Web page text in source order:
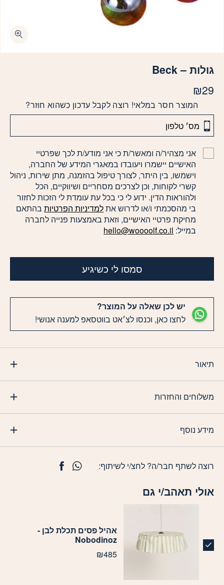
גולות – Beck
₪29
המוצר חסר במלאי! רוצה לקבל עדכון כשהוא חוזר?
אני מצהיר/ה ומאשר/ת כי אני מודע/ת לכך שפרטיי
האישיים יישמרו ויעובדו במאגרי המידע של החברה,
וישמשו, בין היתר, לצורך טיפול בהזמנה, מתן שירות, ניהול
קשרי לקוחות, וכן לצרכים מסחריים ושיווקיים, הכל
ולהוראות הדין. ידוע לי כי בכל עת עומדת לי הזכות לחזור
בי מהסכמתי ו/או לדרוש אתלמדיניות הפרטיותבהתאם
מחיקת פרטיי האישיים, וזאת באמצעות פנייה לחברה
במייל: hello@woooolf.co.il
סמסו לי כשיגיע
יש לכן שאלה על המוצר?
לחצו כאן, וכנסו לצ׳אט בווטסאפ למענה אנושי!
תיאור
משלוחים והחזרות
מידע נוסף
אולי תאהב/י גם
אהיל פסים תכלת לבן -
Nobodinoz
₪485
רוצה לשתף חבר/ה? לחצ/י לשיתוף: